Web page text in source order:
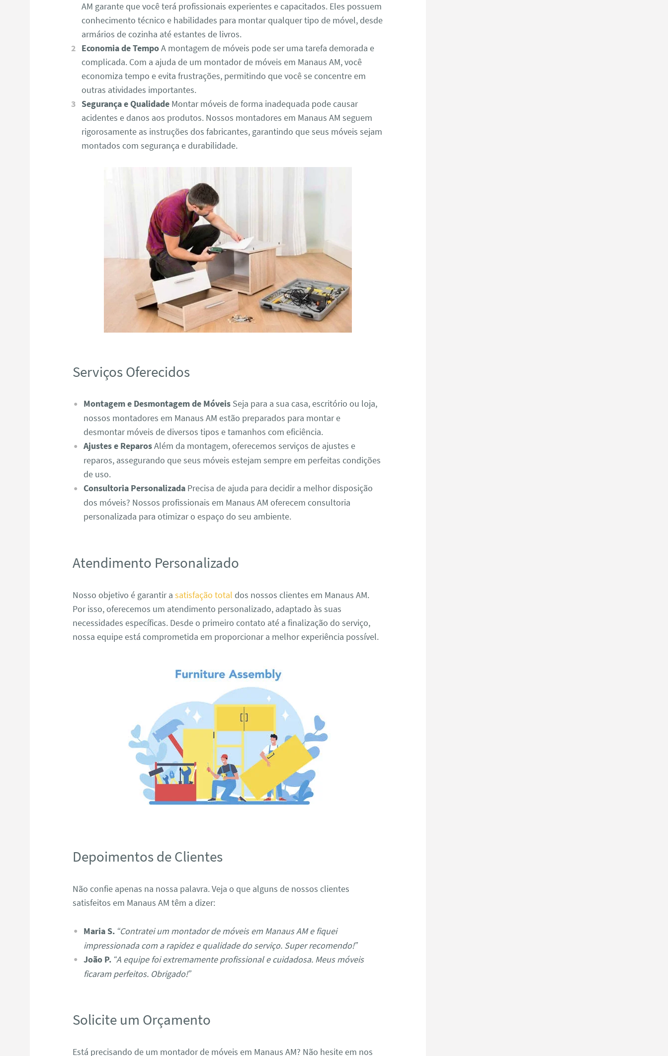
AM garante que você terá profissionais experientes e capacitados. Eles possuem
conhecimento técnico e habilidades para montar qualquer tipo de móvel, desde
armários de cozinha até estantes de livros.
Economia de TempoA montagem de móveis pode ser uma tarefa demorada e
complicada. Com a ajuda de um montador de móveis em Manaus AM, você
economiza tempo e evita frustrações, permitindo que você se concentre em
outras atividades importantes.
Segurança e QualidadeMontar móveis de forma inadequada pode causar
acidentes e danos aos produtos. Nossos montadores em Manaus AM seguem
rigorosamente as instruções dos fabricantes, garantindo que seus móveis sejam
montados com segurança e durabilidade.
Serviços Oferecidos
Montagem e Desmontagem de MóveisSeja para a sua casa, escritório ou loja,
nossos montadores em Manaus AM estão preparados para montar e
desmontar móveis de diversos tipos e tamanhos com eficiência.
Ajustes e ReparosAlém da montagem, oferecemos serviços de ajustes e
reparos, assegurando que seus móveis estejam sempre em perfeitas condições
de uso.
Consultoria PersonalizadaPrecisa de ajuda para decidir a melhor disposição
dos móveis? Nossos profissionais em Manaus AM oferecem consultoria
personalizada para otimizar o espaço do seu ambiente.
Atendimento Personalizado
Nosso objetivo é garantir asatisfação total dos nossos clientes em Manaus AM.
Por isso, oferecemos um atendimento personalizado, adaptado às suas
necessidades específicas. Desde o primeiro contato até a finalização do serviço,
nossa equipe está comprometida em proporcionar a melhor experiência possível.
Depoimentos de Clientes
Não confie apenas na nossa palavra. Veja o que alguns de nossos clientes
satisfeitos em Manaus AM têm a dizer:
Maria S. “Contratei um montador de móveis em Manaus AM e fiquei
impressionada com a rapidez e qualidade do serviço. Super recomendo!”
João P. “A equipe foi extremamente profissional e cuidadosa. Meus móveis
ficaram perfeitos. Obrigado!”
Solicite um Orçamento
Está precisando de um montador de móveis em Manaus AM? Não hesite em nos